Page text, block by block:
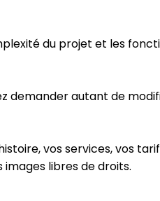
du projet et les
demander autant de
vos services, vos
libres de droits.